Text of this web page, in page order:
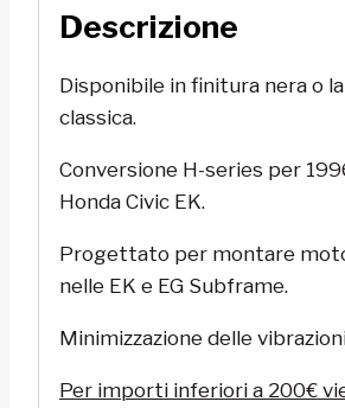
Descrizione
Disponibile in finitura nera o
classica.
Conversione H-series per
Honda Civic EK.
Progettato per montare
nelle EK e EG Subframe.
Minimizzazione delle
Per importi inferiori a 200€